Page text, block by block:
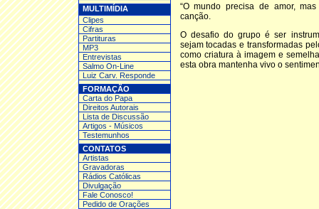
MULTIMÍDIA
Clipes
Cifras
Partituras
MP3
Entrevistas
Salmo On-Line
Luiz Carv. Responde
FORMAÇÃO
Carta do Papa
Direitos Autorais
Lista de Discussão
Artigos - Músicos
Testemunhos
CONTATOS
Artistas
Gravadoras
Rádios Católicas
Divulgação
Fale Conosco!
Pedido de Orações
“O mundo precisa de amor,
canção.
O desafio do grupo é ser
sejam tocadas e transformadas
como criatura à imagem e
esta obra mantenha vivo o